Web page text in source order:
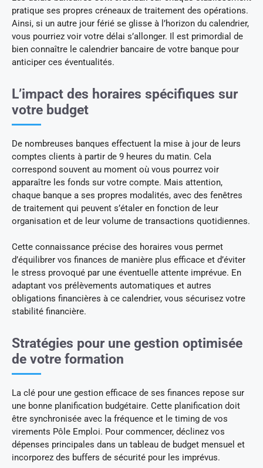
pratique ses propres créneaux de traitement des opérations.
Ainsi, si un autre jour férié se glisse à l’horizon du calendrier,
vous pourriez voir votre délai s’allonger. Il est primordial de
bien connaître le calendrier bancaire de votre banque pour
anticiper ces éventualités.
L’impact des horaires spécifiques sur
votre budget
De nombreuses banques effectuent la mise à jour de leurs
comptes clients à partir de 9 heures du matin. Cela
correspond souvent au moment où vous pourrez voir
apparaître les fonds sur votre compte. Mais attention,
chaque banque a ses propres modalités, avec des fenêtres
de traitement qui peuvent s’étaler en fonction de leur
organisation et de leur volume de transactions quotidiennes.
Cette connaissance précise des horaires vous permet
d’équilibrer vos finances de manière plus efficace et d’éviter
le stress provoqué par une éventuelle attente imprévue. En
adaptant vos prélèvements automatiques et autres
obligations financières à ce calendrier, vous sécurisez votre
stabilité financière.
Stratégies pour une gestion optimisée
de votre formation
La clé pour une gestion efficace de ses finances repose sur
une bonne planification budgétaire. Cette planification doit
être synchronisée avec la fréquence et le timing de vos
virements Pôle Emploi. Pour commencer, déclinez vos
dépenses principales dans un tableau de budget mensuel et
incorporez des buffers de sécurité pour les imprévus.